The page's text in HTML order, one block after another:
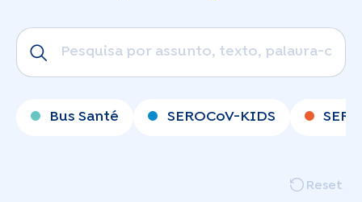
Bus Santé SEROCoV-KIDS
Reset